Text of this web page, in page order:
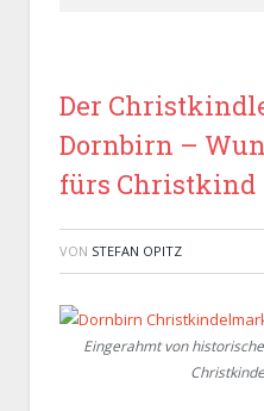
Der
Dornbirn –
fürs Christkind
VON STEFAN OPITZ
Eingerahmt von